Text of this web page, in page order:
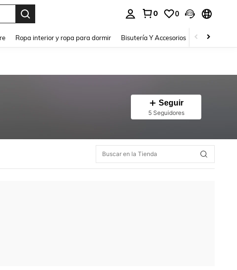
0 0
Ropa interior y ropa para dormir Bisutería Y Accesorios Zapatos
Seguir
5 Seguidores